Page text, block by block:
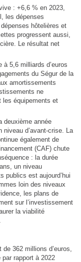
: +6,6 % en 2023,
les dépenses
hôtelières et
progressent aussi,
Le résultat net
à 5,6 milliards d’euros
du Ségur de la
amortissements
ne
les équipements et
deuxième année
d’avant-crise. La
également de
(CAF) chute
: la durée
un niveau
publics est aujourd’hui
loin des niveaux
les plans de
sur l’investissement
la viabilité
362 millions d’euros,
rapport à 2022